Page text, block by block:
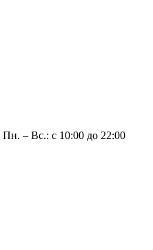
Пн. – Вс.: с 10:00 до 22:00